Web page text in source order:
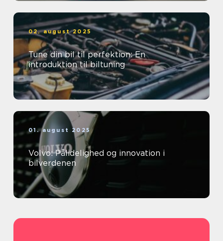
02. august 2025
Tune din bil til perfektion: En
introduktion til biltuning
01. august 2025
Volvo: Pålidelighed og innovation i
bilverdenen